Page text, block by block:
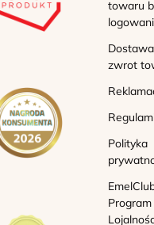
towaru
zwrot
Polityka
Program